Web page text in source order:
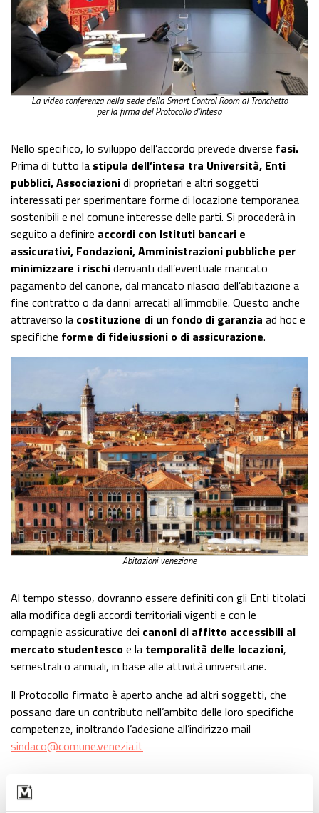
La video conferenza nella sede della Smart Control Room al Tronchetto
per la firma del Protocollo d’Intesa
Nello specifico, lo sviluppo dell’accordo prevede diverse fasi.
Prima di tutto la stipula dell’intesa tra Università, Enti
pubblici, Associazionidi proprietari e altri soggetti
interessati per sperimentare forme di locazione temporanea
sostenibili e nel comune interesse delle parti. Si procederà in
seguito a definire accordi con Istituti bancari e
assicurativi, Fondazioni, Amministrazioni pubbliche per
minimizzare i rischiderivanti dall’eventuale mancato
pagamento del canone, dal mancato rilascio dell’abitazione a
fine contratto o da danni arrecati all’immobile. Questo anche
attraverso la costituzione di un fondo di garanzia ad hoc e
specifiche forme di fideiussioni o di assicurazione.
Abitazioni veneziane
Al tempo stesso, dovranno essere definiti con gli Enti titolati
alla modifica degli accordi territoriali vigenti e con le
compagnie assicurative dei canoni di affitto accessibili al
mercato studentescoe la temporalità delle locazioni,
semestrali o annuali, in base alle attività universitarie.
Il Protocollo firmato è aperto anche ad altri soggetti, che
possano dare un contributo nell’ambito delle loro specifiche
competenze, inoltrando l’adesione all’indirizzo mail
sindaco@comune.venezia.it
Nuove residenze studentesche